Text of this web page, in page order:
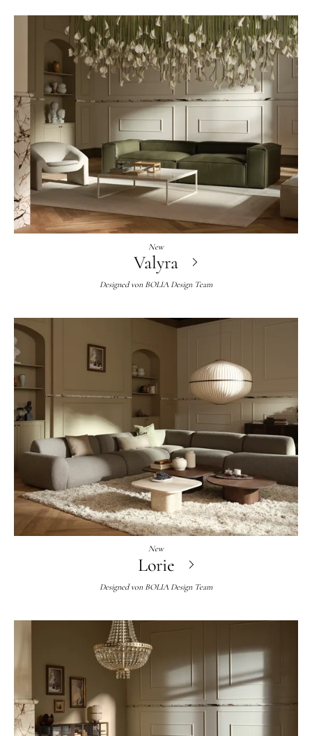
New
Valyra
Designed von BOLIA Design Team
New
Lorie
Designed von BOLIA Design Team